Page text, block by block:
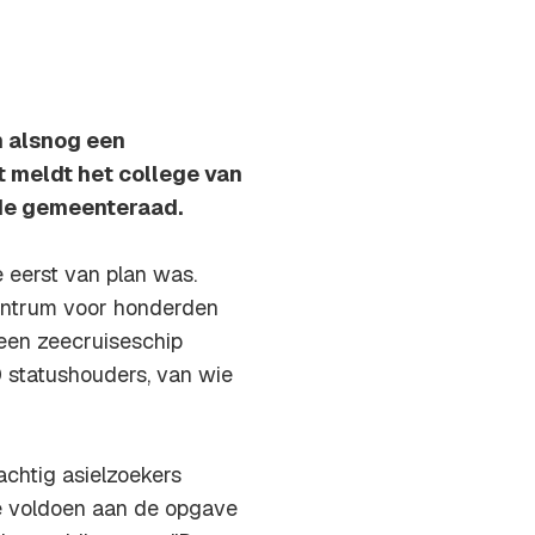
een
meldt het college van
gemeenteraad.
van plan was.
voor honderden
zeecruiseschip
van wie
asielzoekers
aan de opgave